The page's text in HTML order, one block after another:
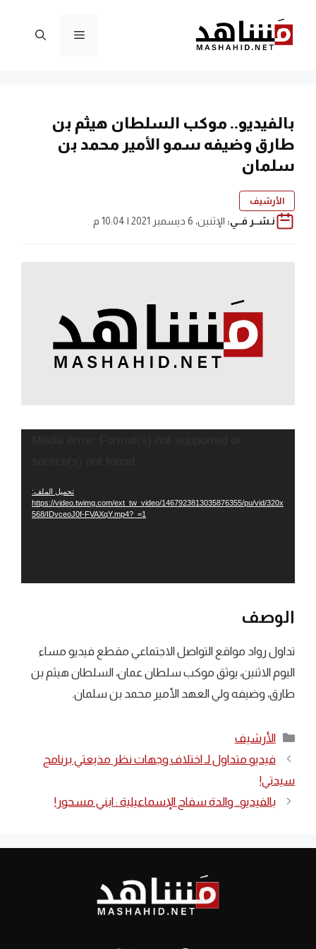
المحتوى
القائمة
بالفيديو.. موكب السلطان هيثم بن
طارق وضيفه سمو الأمير محمد بن
سلمان
الأرشيف
نـشــر فــي: الإثنين، 6 ديسمبر 2021 | 10:04 م
تحميل الملف:
https://video.twimg.com/ext_tw_video/1467923813035876355/pu/vid/320x
568/IDvceoJ0f-FVAXqY.mp4?_=1
الوصف
تداول رواد مواقع التواصل الاجتماعي مقطع فيديو مساء
اليوم الاثنين، يوثق موكب سلطان عمان، السلطان هيثم بن
طارق، وضيفه ولي العهد الأمير محمد بن سلمان.
التصنيفات
الأرشيف
فيديو متداول لـ اختلاف وجهات نظر مذيعتي برنامج
سيدتي!
بالفيديو.. والدة سفاح الإسماعيلية : ابني مسحور!